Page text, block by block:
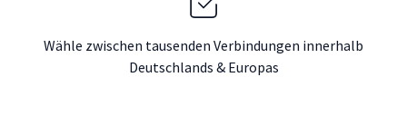
Wähle zwischen tausenden Verbindungen innerhalb
Deutschlands & Europas